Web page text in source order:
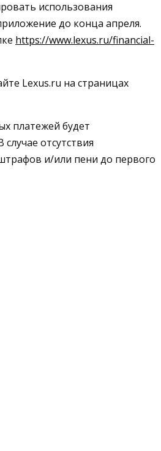
использования
до конца апреля.
https://www.lexus.ru/financial-
Lexus.ru на страницах
платежей будет
отсутствия
и/или пени до первого